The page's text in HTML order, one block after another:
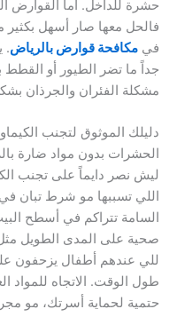
حشرة للداخل. أما القوارض
فالحل معها صار أسهل بكثير
في مكافحة قوارض بالرياض.
جداً ما تضر الطيور أو
مشكلة الفئران والجرذان
دليلك الموثوق لتجنب
الحشرات بدون مواد ضارة
ليش نصر دايماً على تجنب
اللي تسببها مو شرط تبان
السامة تتراكم في أسطح
صحية على المدى الطويل
للي عندهم أطفال يزحفون
طول الوقت. الاتجاه للمواد
حتمية لحماية أسرتك، مو